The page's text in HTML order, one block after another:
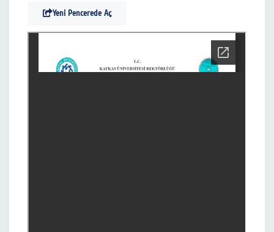
Yeni Pencerede Aç